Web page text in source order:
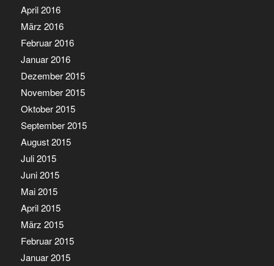
April 2016
März 2016
Februar 2016
Januar 2016
Dezember 2015
November 2015
Oktober 2015
September 2015
August 2015
Juli 2015
Juni 2015
Mai 2015
April 2015
März 2015
Februar 2015
Januar 2015